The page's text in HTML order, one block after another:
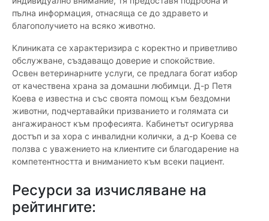
пълна информация, отнасяща се до здравето и
благополучието на всяко животно.
Клиниката се характеризира с коректно и приветливо
обслужване, създаващо доверие и спокойствие.
Освен ветеринарните услуги, се предлага богат избор
от качествена храна за домашни любимци. Д-р Петя
Коева е известна и със своята помощ към бездомни
животни, подчертавайки призванието и голямата си
ангажираност към професията. Кабинетът осигурява
достъп и за хора с инвалидни колички, а д-р Коева се
ползва с уважението на клиентите си благодарение на
компетентността и вниманието към всеки пациент.
Ресурси за изчисляване на
рейтингите: